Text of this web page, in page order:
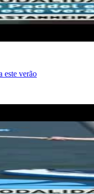
este verão